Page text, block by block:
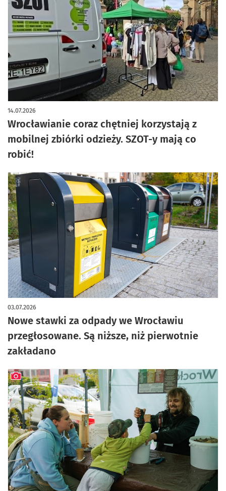
Wrocławianie coraz chętniej korzystają z
mobilnej zbiórki odzieży. SZOT-y mają co
robić!
14.07.2026
Nowe stawki za odpady we Wrocławiu
przegłosowane. Są niższe, niż pierwotnie
zakładano
03.07.2026